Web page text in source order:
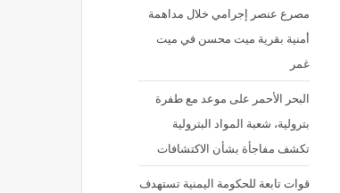
مصرع عنصر إجرامي خلال مداهمة
أمنية بقرية ميت محسن في ميت
غمر
البحر الأحمر على موعد مع طفرة
بترولية، شعبة المواد البترولية
تكشف مفاجأة بشأن الاكتشافات
قوات تابعة للحكومة اليمنية تستهدف